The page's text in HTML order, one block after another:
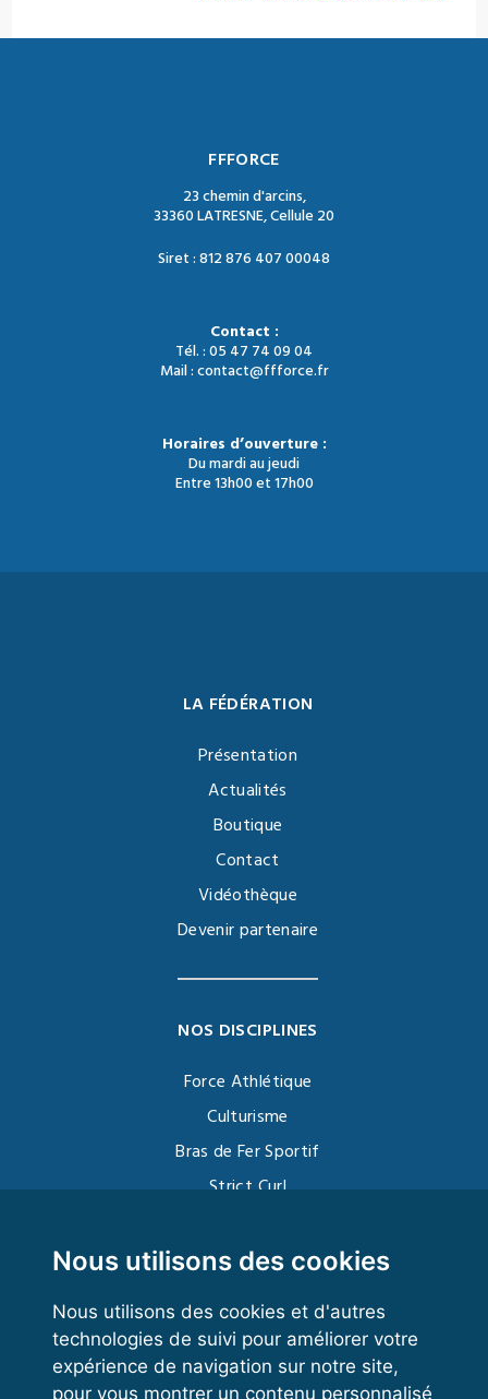
Nous utilisons des cookies
Nous utilisons des cookies et d'autres
technologies de suivi pour améliorer votre
expérience de navigation sur notre site,
pour vous montrer un contenu personnalisé
FFFORCE
23 chemin d'arcins,
33360 LATRESNE, Cellule 20
Siret : 812 876 407 00048
Contact :
Tél. : 05 47 74 09 04
Mail : contact@ffforce.fr
Horaires d’ouverture :
Du mardi au jeudi
Entre 13h00 et 17h00
LA FÉDÉRATION
Présentation
Actualités
Boutique
Contact
Vidéothèque
Devenir partenaire
NOS DISCIPLINES
Force Athlétique
Culturisme
Bras de Fer Sportif
Strict Curl
Kettlebell
VOS ESPACES